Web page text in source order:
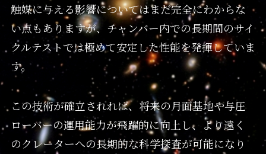
触媒に与える影響についてはまだ完全にわからな
い点もありますが、チャンバー内での長期間のサイ
クルテストでは極めて安定した性能を発揮していま
す。
この技術が確立されれば、将来の月面基地や与圧
ローバーの運用能力が飛躍的に向上し、より遠く
のクレーターへの長期的な科学探査が可能になり